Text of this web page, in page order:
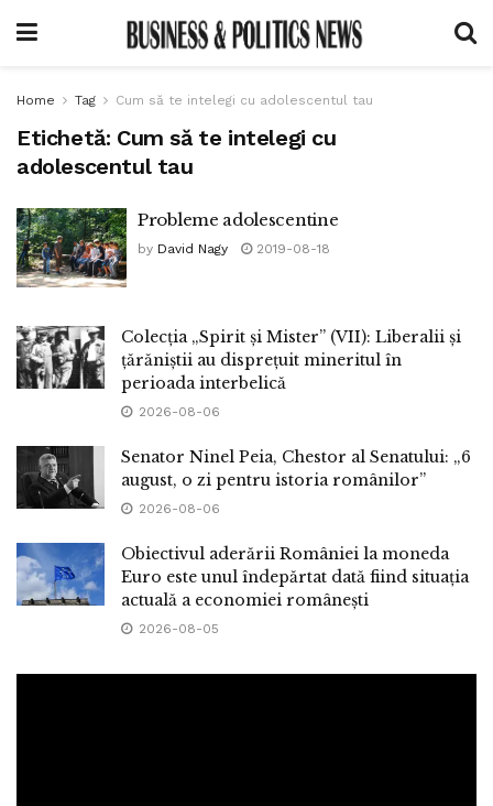
Home Tag Cum să te intelegi cu adolescentul tau
Etichetă: Cum să te intelegi cu
adolescentul tau
Probleme adolescentine
by David Nagy 2019-08-18
Colecția „Spirit și Mister” (VII): Liberalii și
țărăniștii au disprețuit mineritul în
perioada interbelică
2026-08-06
Senator Ninel Peia, Chestor al Senatului: „6
august, o zi pentru istoria românilor”
2026-08-06
Obiectivul aderării României la moneda
Euro este unul îndepărtat dată fiind situația
actuală a economiei românești
2026-08-05